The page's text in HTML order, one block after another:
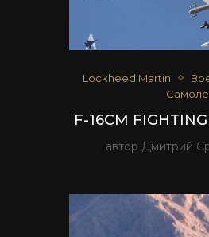
Lockheed Martin
F-16CM
автор Дмитрий